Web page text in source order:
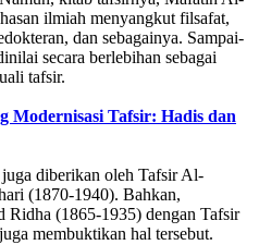
ilmiah menyangkut filsafat,
dan sebagainya. Sampai-
secara berlebihan sebagai
tafsir.
Modernisasi Tafsir: Hadis dan
diberikan oleh Tafsir Al-
(1870-1940). Bahkan,
Ridha (1865-1935) dengan Tafsir
membuktikan hal tersebut.